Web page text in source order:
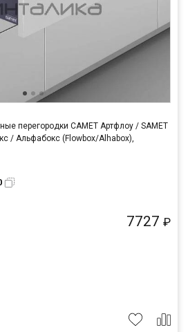
перегородки САМЕТ Артфлоу / SAMET
/ Альфабокс (Flowbox/Alhabox),
7727 ₽